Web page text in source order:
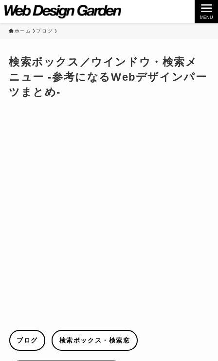
MENU
ホーム ブログ
検索ボックス／ウインドウ・検索メ
ニュー -参考になるWebデザインパー
ツまとめ-
ブログ 検索ボックス・検索窓